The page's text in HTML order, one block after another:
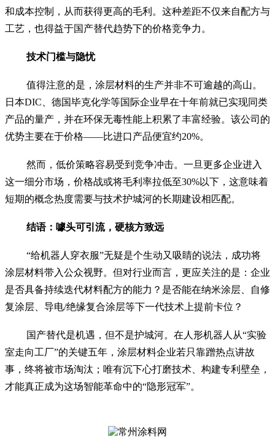
和成本控制，从而获得更高的毛利。这种差距不仅来自配方与
工艺，也得益于国产替代趋势下的价格竞争力。
技术门槛与隐忧
值得注意的是，涂层材料的生产并非不可逾越的高山。
日本DIC、德国毕克化学等国际企业早在十年前就已实现同类
产品的量产，并在环保无毒性能上积累了丰富经验。该公司的
优势主要在于价格——比进口产品便宜约20%。
然而，低价策略容易受到竞争冲击。一旦更多企业进入
这一细分市场，价格战或将毛利率拉低至30%以下，这意味着
短期的概念热度需要与技术护城河的长期建设相匹配。
结语：噱头可引流，硬核方致远
“给机器人穿衣服”无疑是个生动又吸睛的说法，成功将
涂层材料带入公众视野。但对行业而言，更应关注的是：企业
是否具备持续迭代材料配方的能力？是否能在纳米涂层、自修
复涂层、导电/绝缘复合涂层等下一代技术上提前卡位？
国产替代是机遇，但不是护城河。在人形机器人从“实验
室走向工厂”的关键五年，涂层材料企业若只靠蹭热点讲故
事，终将被市场淘汰；唯有沉下心打磨技术、构建专利壁垒，
才能真正成为这场智能革命中的“隐形冠军”。